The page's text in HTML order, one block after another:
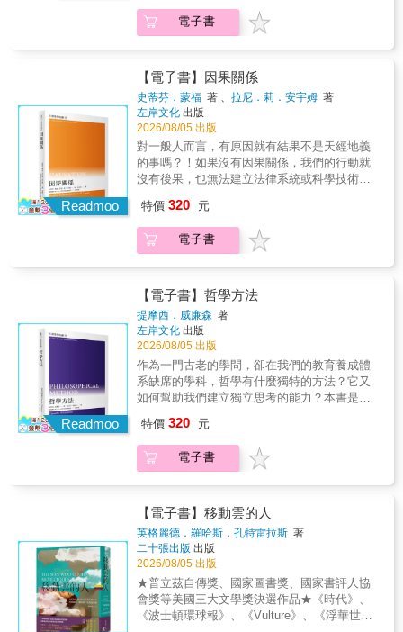
《問對問題，找答案》、《看穿假象、理智發
聲，從問對問題開始》改版） 本書特色 1. 一本
書，練就必備的獨立思考能力 批判思考是你決
策、寫作、投票必備的評估、推理能力。本書
聚焦在《快思慢想》的「慢想」，帶你透過十
大提問，培養判斷各種說法的虛實好壞，讓你
推論時避開盲點和誤區；建立論點時，論證有
據、完美說服。 2. 風靡全球、長銷40年的邏輯
思辨聖經 本書由教授批判思考近60年的教授所
寫，為全美大專院校通識課程教科書，也是準
備英文大考口說、寫作的必備教材。已改版過
12次，更翻譯為10種語言。好讀易懂好吸收。
3. 十大提問+思辨練習+示範回答，Step by
Step系統化優化 曾帶領美國政府單位、頂級企
業的思辨顧問課程教授，傳授兼具技巧和態度
的工具箱，輔以超過200個例子，附有提示字詞
步步引導讀者走出論點迷霧。
「我們是否對自己的思維負責？」連結了思維
與行為、道德判斷等倫理面向，讓哲學探討與
日常生活結合。本書特色市面上談論思考的書
不少，但著重在「思考／思維」的本質與運作
機制則較少（或限於心理學領域），本書簡要
卻不失細緻地梳理出這個重要的主題。
內容是「偽科學」，但偽科學與真正科學的區
分是什麼？我們憑什麼來劃分這條界線？「劃
察殘存科學（如鍊金術）、過度政治化的科學
（如優生學）、反建制科學（如創造論），到
當前科學造假的問題（如冷核融合）。由於科
學探索本身的限制，以及當代科學運作的機
制，讓灰色地帶的爭議無可避免。面對爭議，
需要的是釐清問題而非全面否認，否認主義散
播懷疑、混淆大眾對科學共識的理解，並招募
具有學術資格的科學家，表面上符合主流科學
的操作模式，實質上卻損害了公共利益，而這
義這個詞。對偽科學進行認真的思索，而不是
只要一個簡單的答案，這正是我們這個時代所
需要的態度。本書特色近年多有強調媒體識讀
能力的重要，原因不外資訊氾濫，真假難辨，
甚至危及公共利益。本書透過對「偽科學」的
討論，不僅讓讀者一窺近代科學史的軌跡，劃
界所涉及的除了科學本質的哲學問題，還關係
到政治、文化與社會權力，也呈現當代科學結
構的困境。
電子書
Readmoo
【電子書】因果關係
史蒂芬．蒙福 著 、拉尼．莉．安宇姆 著
左岸文化 出版
2026/08/05 出版
對一般人而言，有原因就有結果不是天經地義
的事嗎？！如果沒有因果關係，我們的行動就
沒有後果，也無法建立法律系統或科學技術。
確實是必須要嚴肅對待的問題。我們該如何理
解「一件事導致另一件事」呢？作者先從「因
果概念是什麼」開始，如果連因果是什麼都不
件之間的相關性問題、或僅是能量傳遞？原因
「必然」導致結果嗎？又或者，原因只是結果
發生的機率或傾向？我們該如何尋找原因？因
果的必然性是否會威脅人類的自由意志？當我
們開始思考，就會發現這些問題都沒有簡單的
答案。本書介紹了主要的因果關係理論及其爭
論，並以簡明的例子說明各種思路與質疑，不
僅帶領讀者深入這引人入勝的議題，也充分展
現哲學思考的方法和思辨的樂趣。本書特色
當然的現象──有原因就有結果──竟然拉出一長
串複雜而有深度的問題。釐清因果關係的問題
牽涉甚廣，從科學、醫療、社會科學、法律、
政策治理等，都需要因果推論，AI時代倚賴的
資料判讀，區分因果或關聯，也是重要的應
用。
特價 320 元
電子書
Readmoo
【電子書】哲學方法
提摩西．威廉森 著
左岸文化 出版
2026/08/05 出版
作為一門古老的學問，卻在我們的教育養成體
系缺席的學科，哲學有什麼獨特的方法？它又
如何幫助我們建立獨立思考的能力？本書是對
各種形式的爭論來質疑並提出理論，善用基本
邏輯推理與思想實驗挑戰既有論點，在不同的
提案中如何判斷以選擇最合理的支持；此外，
向……哲學史的豐厚內容本身就是哲學方法的
重要環節。而在當代，這些哲學方法又如何與
社會人類學、語言學、電腦科學、生物學……
等學科攜手，跨領域做出貢獻，也是在整體環
境漠視人文學科的偏見中，讓哲學保有生機的
關鍵。要在訊息洪流、資訊碎片化、AI大行其
道的時刻，裝備自己的思辨能力，就從《哲學
方法》開始！本書特色談論思考的方法並不容
特價 320 元
電子書
【電子書】移動雲的人
英格麗德．羅哈斯．孔特雷拉斯 著
二十張出版 出版
2026/08/05 出版
★普立茲自傳獎、國家圖書獎、國家書評人協
會獎等美國三大文學獎決選作品★《時代》、
《波士頓環球報》、《Vulture》、《浮華世